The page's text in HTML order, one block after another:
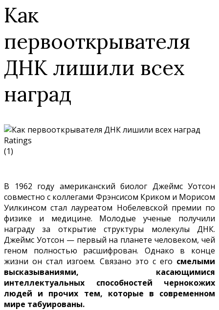
Как
первооткрывателя
ДНК лишили всех
наград
Ratings
(1)
В 1962 году американский биолог Джеймс Уотсон
совместно с коллегами Фрэнсисом Криком и Морисом
Уилкинсом стал лауреатом Нобелевской премии по
физике и медицине. Молодые ученые получили
награду за открытие структуры молекулы ДНК.
Джеймс Уотсон — первый на планете человеком, чей
геном полностью расшифрован. Однако в конце
жизни он стал изгоем. Связано это с его смелыми
высказываниями, касающимися
интеллектуальных способностей чернокожих
людей и прочих тем, которые в современном
мире табуированы.